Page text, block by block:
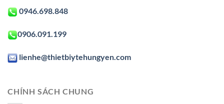
0946.698.848
0906.091.199
lienhe@thietbiytehungyen.com
CHÍNH SÁCH CHUNG